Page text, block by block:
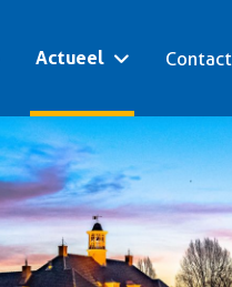
Actueel Contact